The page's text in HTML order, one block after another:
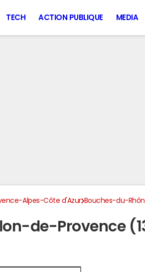
TECH ACTION PUBLIQUE MEDIA
Alpes-Côte d'Azur Bouches-du-
de-Provence